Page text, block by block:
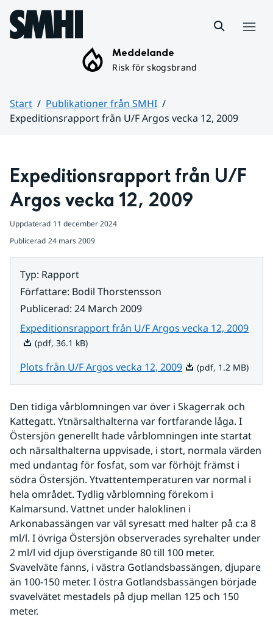
Hoppa till sidans innehåll
Meddelande
Risk för skogsbrand
Start
Publikationer från SMHI
Expeditionsrapport från U/F Argos vecka 12, 2009
Expeditionsrapport från U/F
Argos vecka 12, 2009
Uppdaterad 11 december 2024
Publicerad 24 mars 2009
Typ: Rapport
Författare: Bodil Thorstensson
Publicerad: 24 March 2009
Expeditionsrapport från U/F Argos vecka 12, 2009Pdf,
(pdf, 36.1 kB)
Plots från U/F Argos vecka 12, 2009Pdf, 1.2 MB.
(pdf, 1.2 MB)
Den tidiga vårblomningen var över i Skagerrak och
Kattegatt. Ytnärsalthalterna var fortfarande låga. I
Östersjön generellt hade vårblomningen inte startat
och närsalthalterna uppvisade, i stort, normala värden
med undantag för fosfat, som var förhöjt främst i
södra Östersjön. Ytvattentemperaturen var normal i
hela området. Tydlig vårblomning förekom i
Kalmarsund. Vattnet under haloklinen i
Arkonabassängen var väl syresatt med halter på c:a 8
ml/l. I övriga Östersjön observerades syrehalter under
2 ml/l vid djup överstigande 80 till 100 meter.
Svavelväte fanns, i västra Gotlandsbassängen, djupare
än 100-150 meter. I östra Gotlandsbassängen började
svavelvätet mestadels på djup mellan 125 och 150
meter.